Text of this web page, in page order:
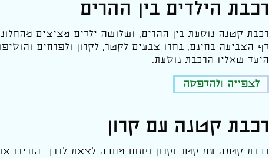
רכבת הילדים בין ההרים
רכבת קטנה נוסעת בין ההרים, ושלושה ילדים מציצים
דף הצביעה בחינם, בחרו צבעים לקטר, לקרון ולפרחים
היעד שאליו הרכבת נוסעת.
לצפייה ולהדפסה
רכבת קטנה עם קרון
רכבת קטנה עם קטר וקרון פתוח מחכה לצאת לדרך. הורידו